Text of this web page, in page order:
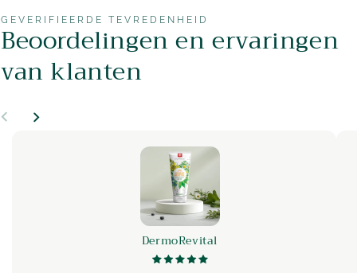
GEVERIFIEERDE TEVREDENHEID
Beoordelingen en ervaringen
van klanten
DermoRevital